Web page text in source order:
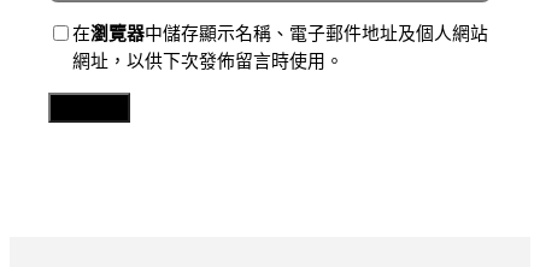
在瀏覽器中儲存顯示名稱、電子郵件地址及個人網站
網址，以供下次發佈留言時使用。